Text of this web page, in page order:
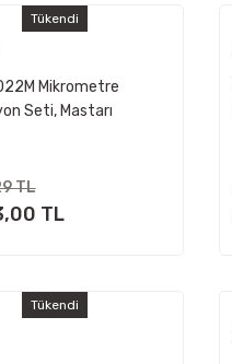
Tükendi
Mikrometre
Seti, Mastarı
TL
TL
Tükendi